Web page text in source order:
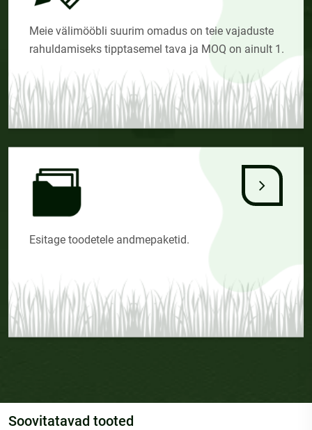
Meie välimööbli suurim omadus on teie vajaduste
rahuldamiseks tipptasemel tava ja MOQ on ainult 1.
Esitage toodetele andmepaketid.
Soovitatavad tooted